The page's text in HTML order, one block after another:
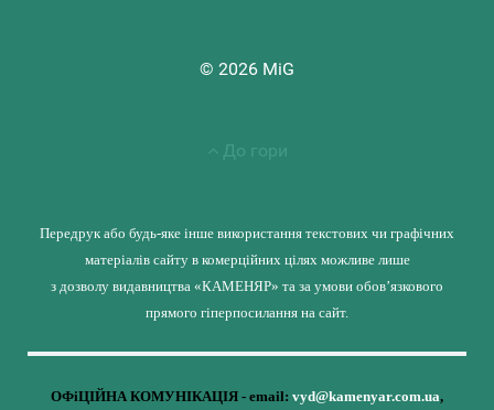
© 2026 MiG
До гори
Передрук або будь-яке інше використання текстових чи графічних
матеріалів сайту в комерційних цілях можливе лише
з дозволу видавництва «КАМЕНЯР» та за умови обов’язкового
прямого гіперпосилання на сайт.
ОФіЦІЙНА КОМУНІКАЦІЯ - email: vyd@kamenyar.com.ua,